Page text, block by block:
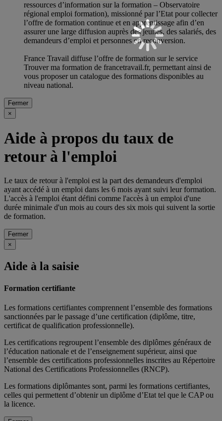
ressources d’information sur la formation – Observatoire
régional emploi formation), missionné par l’Etat pour collecter
l’offre de formation continue et en apprentissage afin d’en
assurer une large diffusion auprès des jeunes, des salariés, des
demandeurs d’emploi et personnes en reconversion.
France Travail diffuse l’offre de formation sur le service
Trouver ma formation de francetravail.fr, permettant ainsi de
vous proposer un catalogue des formations disponibles au
niveau national.
Fermer
×
Aide à propos du taux de
retour à l'emploi
Le taux de retour à l'emploi est la part des demandeurs d'emploi
ayant accédé à un emploi dans les 6 mois ayant suivi leur formation.
L'accès à l'emploi étant défini comme l'accès à un emploi d'une
durée minimale d'un mois au cours des six mois qui suivent la sortie
de formation.
Fermer
×
Aide à la saisie
Formation certifiante
Les formations certifiantes comprennent l’ensemble des formations
sanctionnées par le passage d’une certification (diplôme, titre,
certificat de qualification professionnelle).
Les certifications regroupent l’ensemble des diplômes généraux de
l’éducation nationale et de l’enseignement supérieur, ainsi que
l’ensemble des certifications professionnelles inscrites au Répertoire
National des Certifications Professionnelles (RNCP).
Les formations diplômantes sont, parmi les formations certifiantes,
celles qui permettent d’obtenir un diplôme d’Etat tel que le CAP ou
la licence.